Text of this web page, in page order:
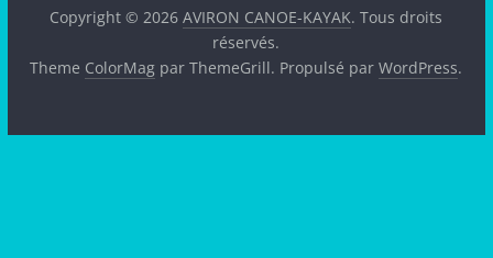
Copyright © 2026AVIRON CANOE-KAYAK. Tous droits
réservés.
Theme ColorMag par ThemeGrill. Propulsé parWordPress.